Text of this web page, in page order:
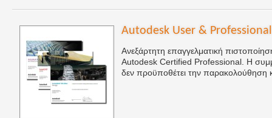
Autodesk User &
Ανεξάρτητη επαγγελματική
Autodesk Certified Professional. Η
δεν προϋποθέτει την παρακολούθηση